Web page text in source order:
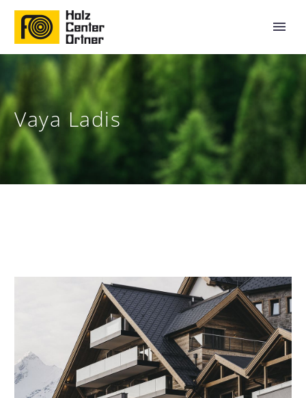
Vaya Ladis